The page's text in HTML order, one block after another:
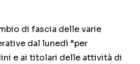
di fascia delle varie
dal lunedì “per
e ai titolari delle attività di